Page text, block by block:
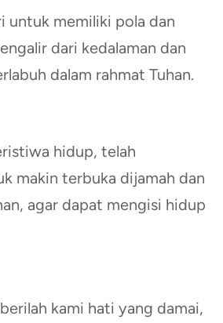
untuk memiliki pola dan
dari kedalaman dan
dalam rahmat Tuhan.
hidup, telah
makin terbuka dijamah dan
agar dapat mengisi hidup
kami hati yang damai,